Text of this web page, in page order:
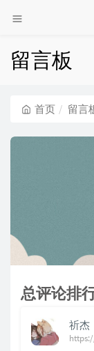
留言板
首页 留言
总评论排
祈杰